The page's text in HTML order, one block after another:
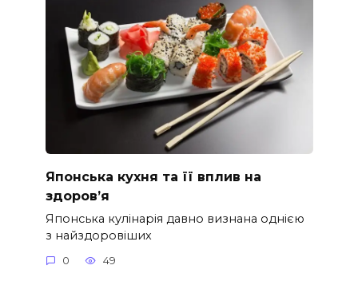
Японська кухня та її вплив на
здоров’я
Японська кулінарія давно визнана однією
з найздоровіших
0 49